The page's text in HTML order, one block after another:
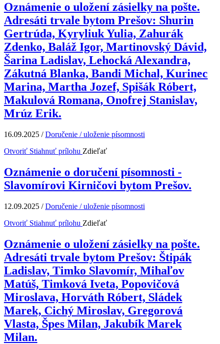
Oznámenie o uložení zásielky na pošte.
Adresáti trvale bytom Prešov: Shurin
Gertrúda, Kyryliuk Yulia, Zahurák
Zdenko, Baláž Igor, Martinovský Dávid,
Šarina Ladislav, Lehocká Alexandra,
Zákutná Blanka, Bandi Michal, Kurinec
Marina, Martha Jozef, Spišák Róbert,
Makulová Romana, Onofrej Stanislav,
Mrúz Erik.
16.09.2025 /Doručenie / uloženie písomnosti
Otvoriť Stiahnuť prílohu Zdieľať
Oznámenie o doručení písomnosti -
Slavomírovi Kirničovi bytom Prešov.
12.09.2025 /Doručenie / uloženie písomnosti
Otvoriť Stiahnuť prílohu Zdieľať
Oznámenie o uložení zásielky na pošte.
Adresáti trvale bytom Prešov: Štipák
Ladislav, Timko Slavomír, Mihaľov
Matúš, Timková Iveta, Popovičová
Miroslava, Horváth Róbert, Sládek
Marek, Cichý Miroslav, Gregorová
Vlasta, Špes Milan, Jakubík Marek
Milan.